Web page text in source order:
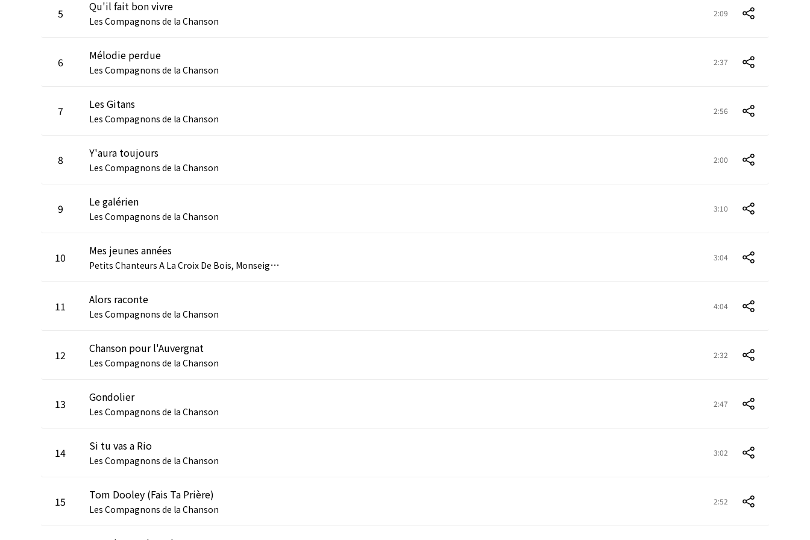
5 Qu'il fait bon vivre
Les Compagnons de la Chanson
2:09
6 Mélodie perdue
Les Compagnons de la Chanson
2:37
7 Les Gitans
Les Compagnons de la Chanson
2:56
8 Y'aura toujours
Les Compagnons de la Chanson
2:00
9 Le galérien
Les Compagnons de la Chanson
3:10
10
Mes jeunes années
P
etits Chanteurs A La Croix De Bois, Monseigneur Maillet, Les Compagnons de la Chanson
3:04
11 Alors raconte
Les Compagnons de la Chanson
4:04
12 Chanson pour l'Auvergnat
Les Compagnons de la Chanson
2:32
13 Gondolier
Les Compagnons de la Chanson
2:47
14 Si tu vas a Rio
Les Compagnons de la Chanson
3:02
15 Tom Dooley (Fais Ta Prière)
Les Compagnons de la Chanson
2:52